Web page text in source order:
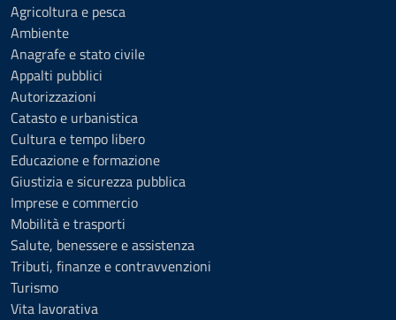
Agricoltura e pesca
Ambiente
Anagrafe e stato civile
Appalti pubblici
Autorizzazioni
Catasto e urbanistica
Cultura e tempo libero
Educazione e formazione
Giustizia e sicurezza pubblica
Imprese e commercio
Mobilità e trasporti
Salute, benessere e assistenza
Tributi, finanze e contravvenzioni
Turismo
Vita lavorativa